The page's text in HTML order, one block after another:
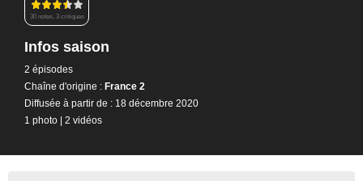
30 notes, 3 critiques
Infos saison
2 épisodes
Chaîne d'origine : France 2
Diffusée à partir de : 18 décembre 2020
1 photo | 2 vidéos